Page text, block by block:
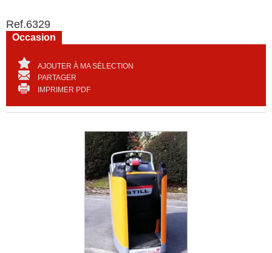
Ref.6329
Occasion
AJOUTER À MA SÉLECTION
PARTAGER
IMPRIMER PDF